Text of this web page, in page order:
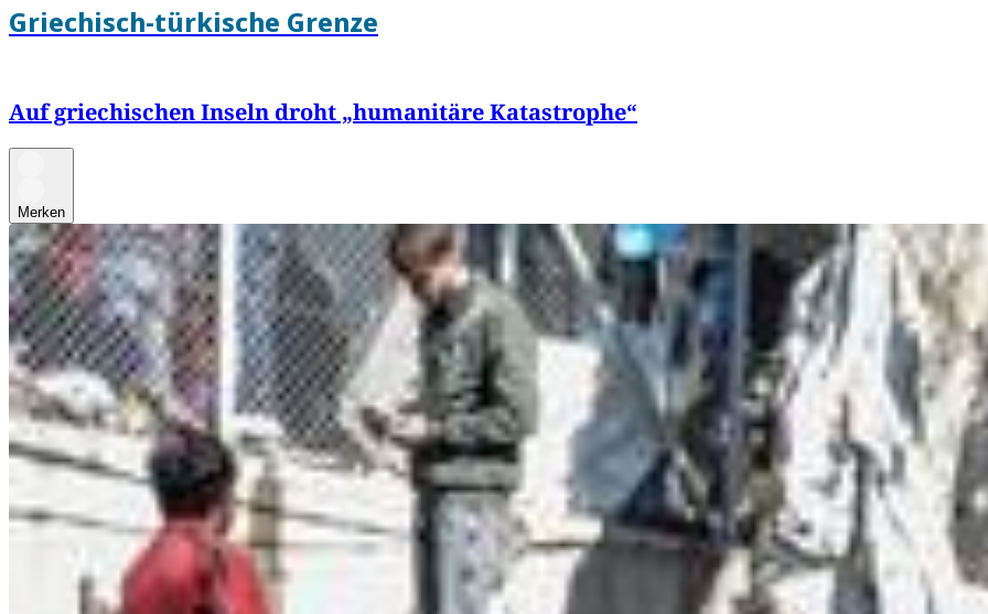
Griechisch-türkische Grenze
Auf griechischen Inseln droht „humanitäre Katastrophe“
Merken